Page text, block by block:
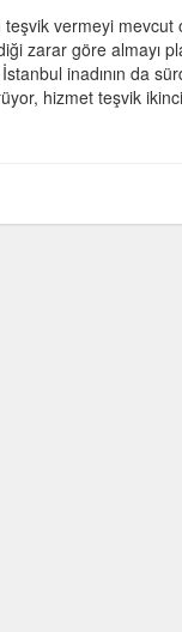
vermeyi
zarar göre almayı
inadının da
hizmet teşvik